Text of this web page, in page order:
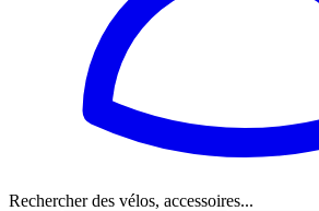
Rechercher des vélos, accessoires...